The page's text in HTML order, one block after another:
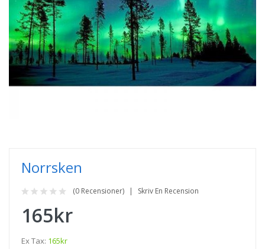
Norrsken
(0 Recensioner) Skriv En Recension
165kr
Ex Tax: 165kr